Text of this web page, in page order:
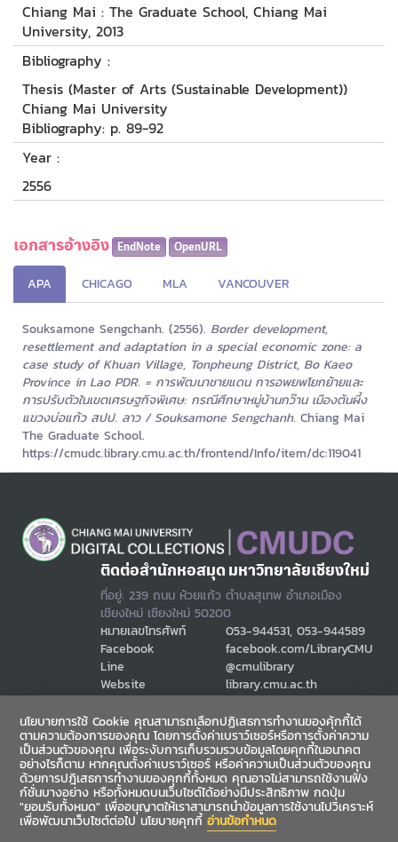
Chiang Mai : The Graduate School, Chiang Mai
University, 2013
Bibliography :
Thesis (Master of Arts (Sustainable Development))
Chiang Mai University
Bibliography: p. 89-92
Year :
2556
เอกสารอ้างอิง EndNote OpenURL
APA CHICAGO MLA VANCOUVER
Souksamone Sengchanh. (2556). Border development,
resettlement and adaptation in a special economic zone: a
case study of Khuan Village, Tonpheung District, Bo Kaeo
Province in Lao PDR. = การพัฒนาชายแดน การอพยพโยกย้ายและ
การปรับตัวในเขตเศรษฐกิจพิเศษ: กรณีศึกษาหมู่บ้านกว๊าน เมืองต้นผึ้ง
แขวงบ่อแก้ว สปป. ลาว / Souksamone Sengchanh. Chiang Mai
The Graduate School.
https://cmudc.library.cmu.ac.th/frontend/Info/item/dc:119041
ติดต่อสำนักหอสมุด มหาวิทยาลัยเชียงใหม่
ที่อยู่: 239 ถนน ห้วยแก้ว ตำบลสุเทพ อำเภอเมือง
เชียงใหม่ เชียงใหม่ 50200
หมายเลขโทรศัพท์ 053-944531, 053-944589
Facebook
facebook.com/LibraryCMU
Line
@cmulibrary
Website
library.cmu.ac.th
ช่องทางสื่อสาร
นโยบายการใช้ Cookie คุณสามารถเลือกปฏิเสธการทำงานของคุ้กกี้ได้
ตามความต้องการของคุณ โดยการตั้งค่าเบราว์เซอร์หรือการตั้งค่าความ
เป็นส่วนตัวของคุณ เพื่อระงับการเก็บรวมรวบข้อมูลโดยคุกกี้ในอนาคต
อย่างไรก็ตาม หากคุณตั้งค่าเบราว์เซอร์ หรือค่าความเป็นส่วนตัวของคุณ
ด้วยการปฎิเสธการทำงานของคุกกี้ทั้งหมด คุณอาจไม่สามารถใช้งานฟัง
ก์ชั่นบางอย่าง หรือทั้งหมดบนเว็บไซต์ได้อย่างมีประสิทธิภาพ กดปุ่ม
"ยอมรับทั้งหมด" เพื่ออนุญาตให้เราสามารถนำข้อมูลการใช้งานไปวิเคราะห์
เพื่อพัฒนาเว็บไซต์ต่อไป นโยบายคุกกี้อ่านข้อกำหนด